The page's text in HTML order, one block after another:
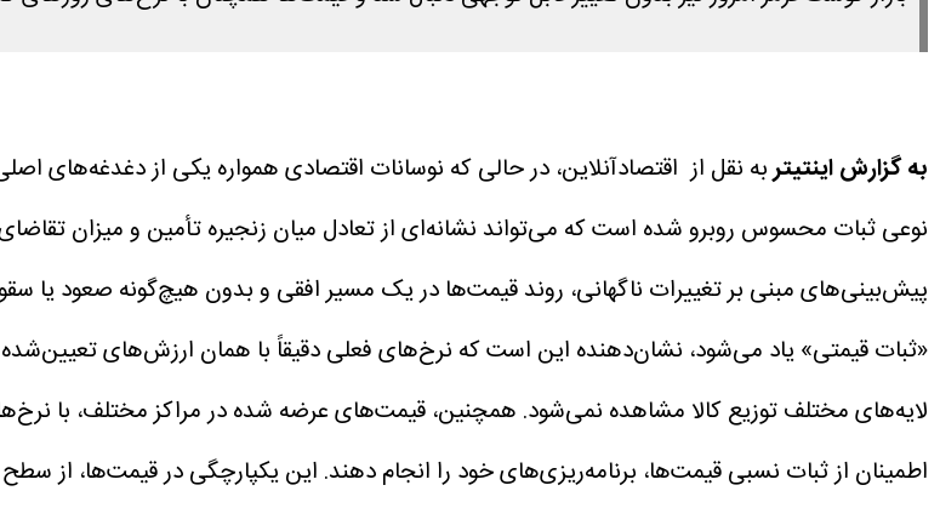
به گزارش اینتیتربه نقل از اقتصادآنلاین، در حالی که نوسانات اقتصادی همواره یکی از دغدغه‌های
نوعی ثبات محسوس روبرو شده است که می‌تواند نشانه‌ای از تعادل میان زنجیره تأمین و میزان
پیش‌بینی‌های مبنی بر تغییرات ناگهانی، روند قیمت‌ها در یک مسیر افقی و بدون هیچ‌گونه صعود یا
«ثبات قیمتی» یاد می‌شود، نشان‌دهنده این است که نرخ‌های فعلی دقیقاً با همان ارزش‌های
لایه‌های مختلف توزیع کالا مشاهده نمی‌شود. همچنین، قیمت‌های عرضه شده در مراکز مختلف، با
اطمینان از ثبات نسبی قیمت‌ها، برنامه‌ریزی‌های خود را انجام دهند. این یکپارچگی در قیمت‌ها، از